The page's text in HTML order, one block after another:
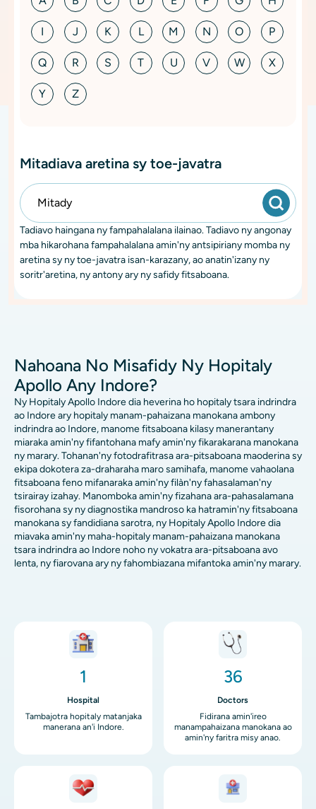
I J K L M N O P
Q R S T U V W X
Y Z
Mitadiava aretina sy toe-javatra
Tadiavo haingana ny fampahalalana ilainao. Tadiavo ny angonay
mba hikarohana fampahalalana amin'ny antsipiriany momba ny
aretina sy ny toe-javatra isan-karazany, ao anatin'izany ny
soritr'aretina, ny antony ary ny safidy fitsaboana.
Nahoana No Misafidy Ny Hopitaly
Apollo Any Indore?
Ny Hopitaly Apollo Indore dia heverina ho hopitaly tsara indrindra
ao Indore ary hopitaly manam-pahaizana manokana ambony
indrindra ao Indore, manome fitsaboana kilasy manerantany
miaraka amin'ny fifantohana mafy amin'ny fikarakarana manokana
ny marary. Tohanan'ny fotodrafitrasa ara-pitsaboana maoderina sy
ekipa dokotera za-draharaha maro samihafa, manome vahaolana
fitsaboana feno mifanaraka amin'ny filàn'ny fahasalaman'ny
tsirairay izahay. Manomboka amin'ny fizahana ara-pahasalamana
fisorohana sy ny diagnostika mandroso ka hatramin'ny fitsaboana
manokana sy fandidiana sarotra, ny Hopitaly Apollo Indore dia
miavaka amin'ny maha-hopitaly manam-pahaizana manokana
tsara indrindra ao Indore noho ny vokatra ara-pitsaboana avo
lenta, ny fiarovana ary ny fahombiazana mifantoka amin'ny marary.
Image
1
Hospital
Tambajotra hopitaly matanjaka
manerana an'i Indore.
Image
36
Doctors
Fidirana amin'ireo
manampahaizana manokana ao
amin'ny faritra misy anao.
Image Image